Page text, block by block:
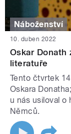
Náboženství
10. duben 2022
Oskar
literatuře
Tento čtvrtek
Oskara
u nás usiloval o
Němců.